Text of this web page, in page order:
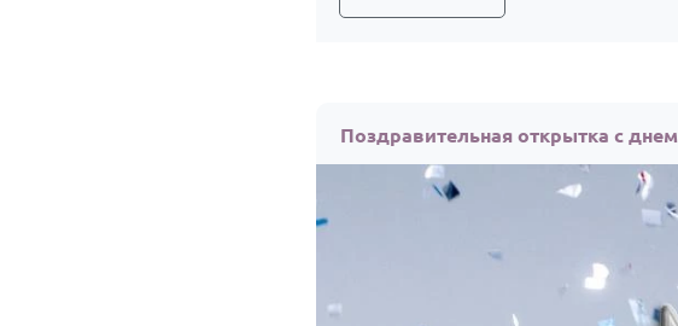
Поздравительная открытка с